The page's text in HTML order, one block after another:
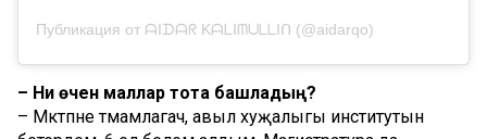
Публикация от ᗩIᗪᗩᖇ KᗩᒪIᗰᑌᒪᒪIᑎ (@aidarqo)
– Ни өчен маллар тота башладың?
– Мәктәпне тәмамлагач, авыл хуҗалыгы институтын